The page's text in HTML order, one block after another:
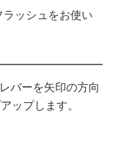
ッシュをお使い
バーを矢印の方向
ップします。